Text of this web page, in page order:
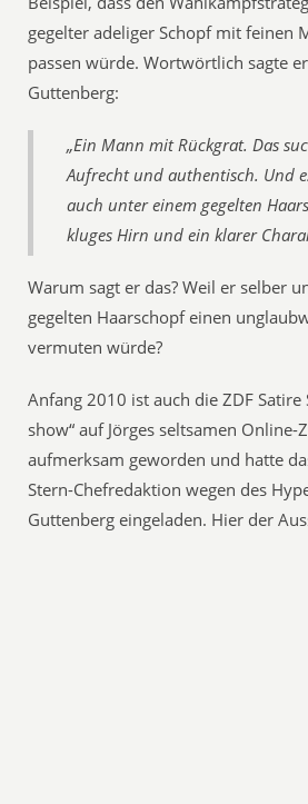
gegelter adeliger Schopf mit feinen
passen würde. Wortwörtlich sagte
Guttenberg:
„Ein Mann mit Rückgrat. Das
Aufrecht und authentisch. Und
auch unter einem gegelten
kluges Hirn und ein klarer
Warum sagt er das? Weil er selber
gegelten Haarschopf einen
vermuten würde?
Anfang 2010 ist auch die ZDF Satire
show“ auf Jörges seltsamen Online-
aufmerksam geworden und hatte
Stern-Chefredaktion wegen des
Guttenberg eingeladen. Hier der